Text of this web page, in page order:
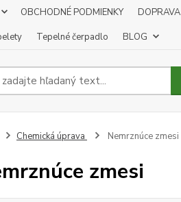
OBCHODNÉ PODMIENKY DOPRAVA
Tepelné čerpadlo BLOG
Chemická úprava Nemrznúce zmesi
zmesi